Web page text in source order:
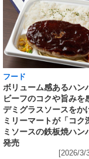
フード
ボリューム感あるハン
ビーフのコクや旨みを
デミグラスソースをか
ミリーマートが「コク
ミソースの鉄板焼ハン
発売
[2026/3/